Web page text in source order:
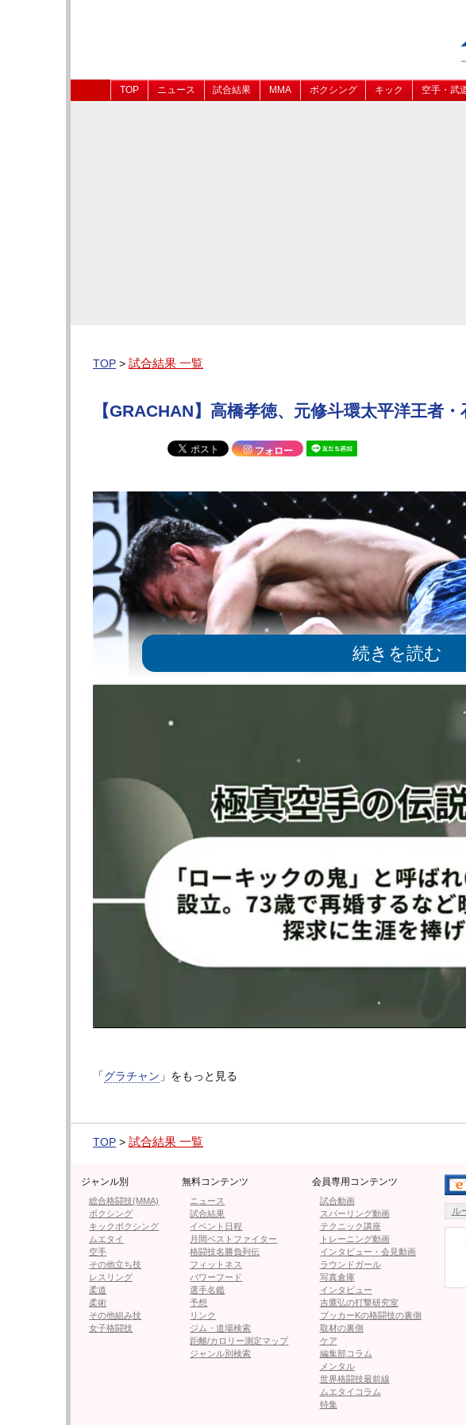
TOP ニュース 試合結果 MMA ボクシング キック 空手・武
TOP > 試合結果 一覧
【GRACHAN】高橋孝徳、元修斗環太平洋王者
フォロー
石橋佳大（下）にパウンドを見舞う高橋孝徳（上）
GRACHAN実行委員会
『GRACHAN82』
●石橋佳大（ZEEKジム/第6代修斗環太平洋バンタム級王者）
GRACHAN80でもチョークスリーパーで一本勝ちを収めている。
太平洋バンタム級王座を獲得しRIZINにも参戦。2022年に一度引
も、格闘家としての情熱は消えず、フェザー級でMMAに復帰し
1R、強引にテイクダウンした石橋が上からパウンドも、リバー
落とし逆襲に出る。
2Rもテイクダウン狙いの石橋が組み付くが、高橋は冷静に裁い
取るとパウンド。体を起こす石橋に、サイドポジションからガッ
込んだ高橋はパンチを落として圧倒。高橋が判定勝ちした。
「グラチャン 」をもっと見る
TOP > 試合結果 一覧
ジャンル別
総合格闘技(MMA)
ボクシング
キックボクシング
ムエタイ
空手
その他立ち技
レスリング
柔道
柔術
その他組み技
女子格闘技
無料コンテンツ
ニュース
試合結果
イベント日程
月間ベストファイター
格闘技名勝負列伝
フィットネス
パワーフード
選手名鑑
予想
リンク
ジム・道場検索
距離/カロリー測定マップ
ジャンル別検索
会員専用コンテンツ
試合動画
スパーリング動画
テクニック講座
トレーニング動画
インタビュー・会見動画
ラウンドガール
写真倉庫
インタビュー
吉鷹弘の打撃研究室
ブッカーKの格闘技の裏側
取材の裏側
ケア
編集部コラム
メンタル
世界格闘技最前線
ムエタイコラム
特集
ル